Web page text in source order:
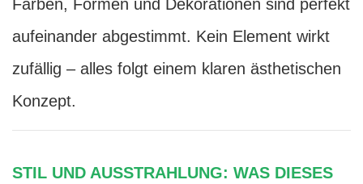
Farben, Formen und Dekorationen sind perfekt
aufeinander abgestimmt. Kein Element wirkt
zufällig – alles folgt einem klaren ästhetischen
Konzept.
STIL UND AUSSTRAHLUNG: WAS DIESES